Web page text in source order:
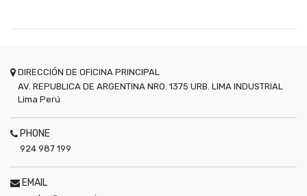
DIRECCIÓN DE OFICINA PRINCIPAL
AV. REPUBLICA DE ARGENTINA NRO. 1375 URB. LIMA INDUSTRIAL
Lima Perú
PHONE
924 987 199
EMAIL